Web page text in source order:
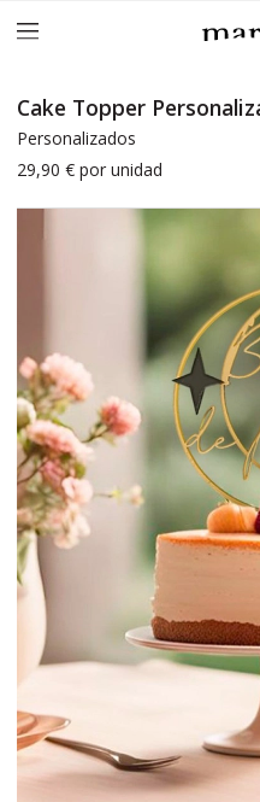
Cake Topper
Personalizados
29,90 € por unidad